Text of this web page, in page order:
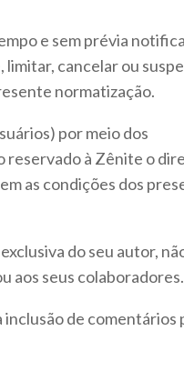
e sem prévia
cancelar ou
normatização.
por meio dos
reservado à Zênite o
as condições dos
do seu autor,
aos seus colaboradores.
inclusão de comentários